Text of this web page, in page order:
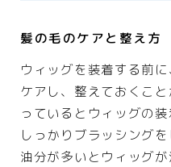
ギフト
オリジナルギフト
結婚・恋愛
髪の毛のケアと整え方
ウィッグを装着する前
ケアし、整えておくこ
っているとウィッグの
しっかりブラッシング
油分が多いとウィッグ